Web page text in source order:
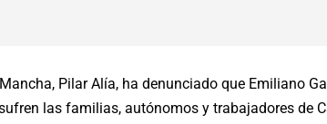
Pilar Alía, ha denunciado que Emiliano
las familias, autónomos y trabajadores de